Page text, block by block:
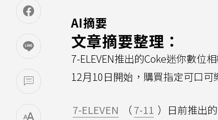
AI摘要
文章摘要整理：
7-ELEVEN推出的Coke迷你數位
12月10日開始，購買指定可口
7-ELEVEN （7-11 ）日前推出的